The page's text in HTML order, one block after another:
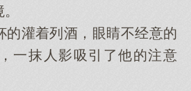
灌着列酒，眼睛不经意的
一抹人影吸引了他的注意